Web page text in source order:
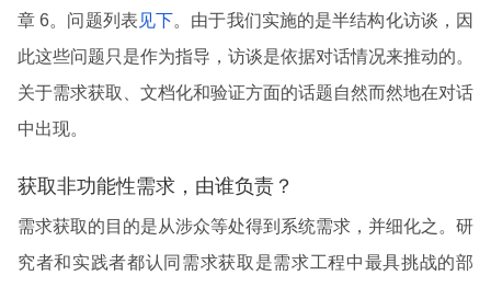
章 6。问题列表 见下。由于我们实施的是半结构化访谈，因
此这些问题只是作为指导，访谈是依据对话情况来推动的。
关于需求获取、文档化和验证方面的话题自然而然地在对话
中出现。
获取非功能性需求，由谁负责？
需求获取的目的是从涉众等处得到系统需求，并细化之。研
究者和实践者都认同需求获取是需求工程中最具挑战的部